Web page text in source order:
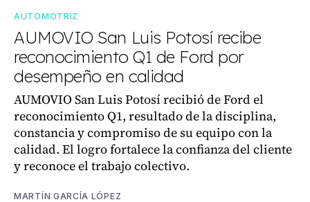
AUTOMOTRIZ
AUMOVIO San Luis Potosí recibe
reconocimiento Q1 de Ford por
desempeño en calidad
AUMOVIO San Luis Potosí recibió de Ford el
reconocimiento Q1, resultado de la disciplina,
constancia y compromiso de su equipo con la
calidad. El logro fortalece la confianza del cliente
y reconoce el trabajo colectivo.
MARTÍN GARCÍA LÓPEZ